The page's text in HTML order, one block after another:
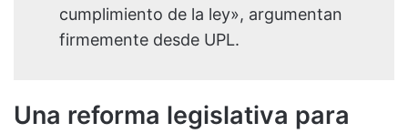
cumplimiento de la ley», argumentan
firmemente desde UPL.
Una reforma legislativa para